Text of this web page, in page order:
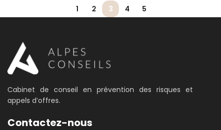
1 2 3 4 5
Cabinet de conseil en prévention des risques et
appels d’offres.
Contactez-nous